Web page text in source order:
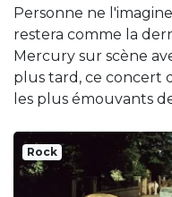
Personne ne
restera comme la
Mercury sur scène
plus tard, ce concert
les plus émouvants
Rock